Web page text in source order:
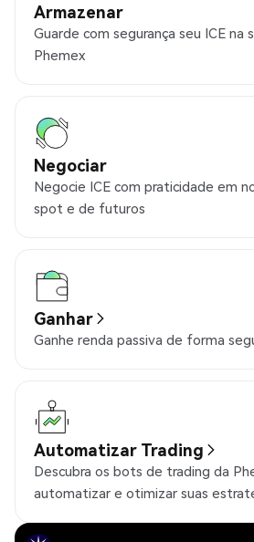
Armazenar
Guarde com segurança seu ICE na
Phemex
Negociar
Negocie ICE com praticidade em
spot e de futuros
Ganhar
Ganhe renda passiva de forma
Automatizar Trading
Descubra os bots de trading da
automatizar e otimizar suas